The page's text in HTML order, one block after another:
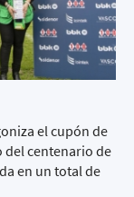
el cupón de
del centenario de
en un total de